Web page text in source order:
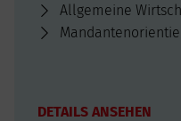
Allgemeine
DETAILS ANSEHEN